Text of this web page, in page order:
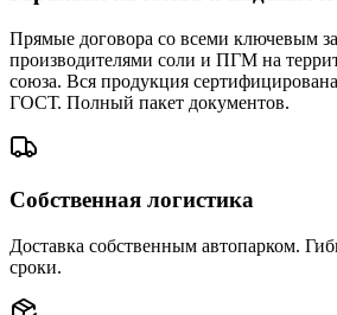
Прямые договора со всеми ключевым
производителями соли и ПГМ на
союза. Вся продукция сертифицирована
ГОСТ. Полный пакет документов.
Собственная логистика
Доставка собственным автопарком.
сроки.